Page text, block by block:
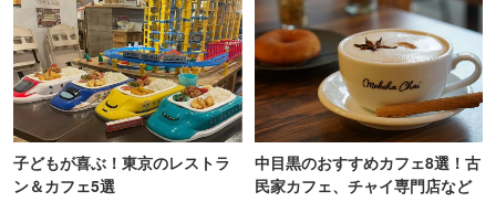
子どもが喜ぶ！東京のレストラ
ン＆カフェ5選
中目黒のおすすめカフェ8選！古
民家カフェ、チャイ専門店など